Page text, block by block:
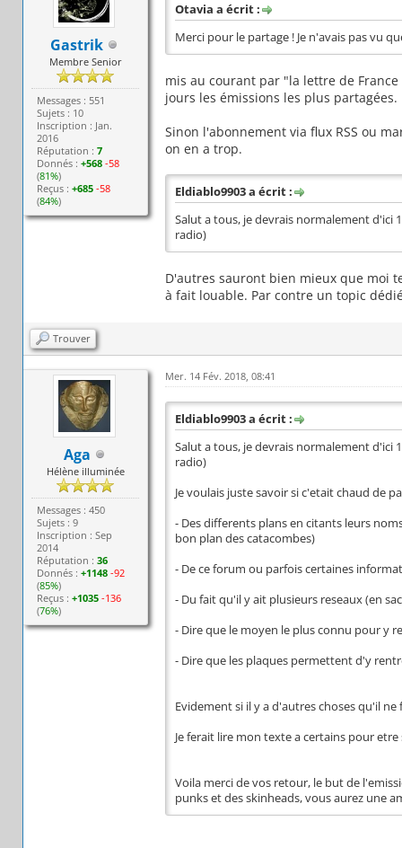
Gastrik
Membre Senior
Messages : 551
Sujets : 10
Inscription : Jan.
2016
Réputation :7
Donnés :+568 -58
(81%)
Reçus :+685 -58
(84%)
Otavia a écrit :
Merci pour le partage ! Je n'avais pas vu
mis au courant par "la lettre de
jours les émissions les plus partagées.
Sinon l'abonnement via flux RSS ou
on en a trop.
Eldiablo9903 a écrit :
Salut a tous, je devrais normalement d'ici
radio)
D'autres sauront bien mieux que moi
à fait louable. Par contre un topic
Trouver
Aga
Hélène illuminée
Messages : 450
Sujets : 9
Inscription : Sep
2014
Réputation :36
Donnés :+1148 -92
(85%)
Reçus :+1035 -136
(76%)
Mer. 14 Fév. 2018, 08:41
Eldiablo9903 a écrit :
Salut a tous, je devrais normalement d'ici
radio)
Je voulais juste savoir si c'etait chaud de
- Des differents plans en citants leurs
bon plan des catacombes)
- De ce forum ou parfois certaines
- Du fait qu'il y ait plusieurs reseaux (en
- Dire que le moyen le plus connu pour y
- Dire que les plaques permettent d'y
Evidement si il y a d'autres choses qu'il
Je ferait lire mon texte a certains pour
Voila merci de vos retour, le but de
punks et des skinheads, vous aurez une